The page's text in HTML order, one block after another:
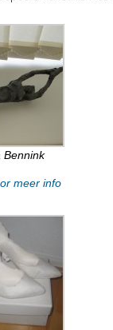
Bennink
meer info